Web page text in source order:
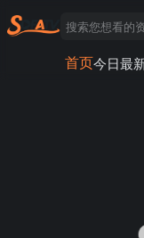
首页今日最